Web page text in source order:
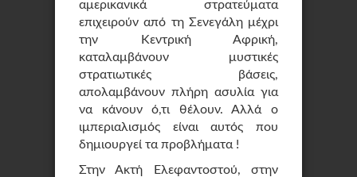
αμερικανικά στρατεύματα
επιχειρούν από τη Σενεγάλη μέχρι
την Κεντρική Αφρική,
καταλαμβάνουν μυστικές
στρατιωτικές βάσεις,
απολαμβάνουν πλήρη ασυλία για
να κάνουν ό,τι θέλουν. Αλλά ο
ιμπεριαλισμός είναι αυτός που
δημιουργεί τα προβλήματα !
Στην Ακτή Ελεφαντοστού, στην